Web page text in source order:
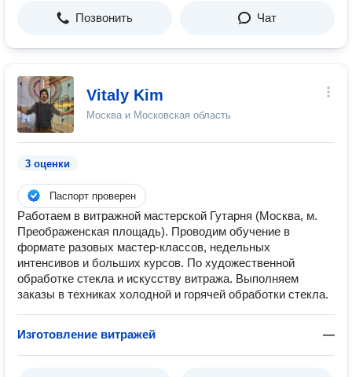
Позвонить Чат
Vitaly Kim
Москва и Московская область
3 оценки
Паспорт проверен
Работаем в витражной мастерской Гутарня (Москва, м.
Преображенская площадь). Проводим обучение в
формате разовых мастер-классов, недельных
интенсивов и больших курсов. По художественной
обработке стекла и искусству витража. Выполняем
заказы в техниках холодной и горячей обработки стекла.
Изготовление витражей —